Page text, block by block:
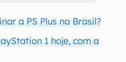
a PS Plus no Brasil?
1 hoje, com a